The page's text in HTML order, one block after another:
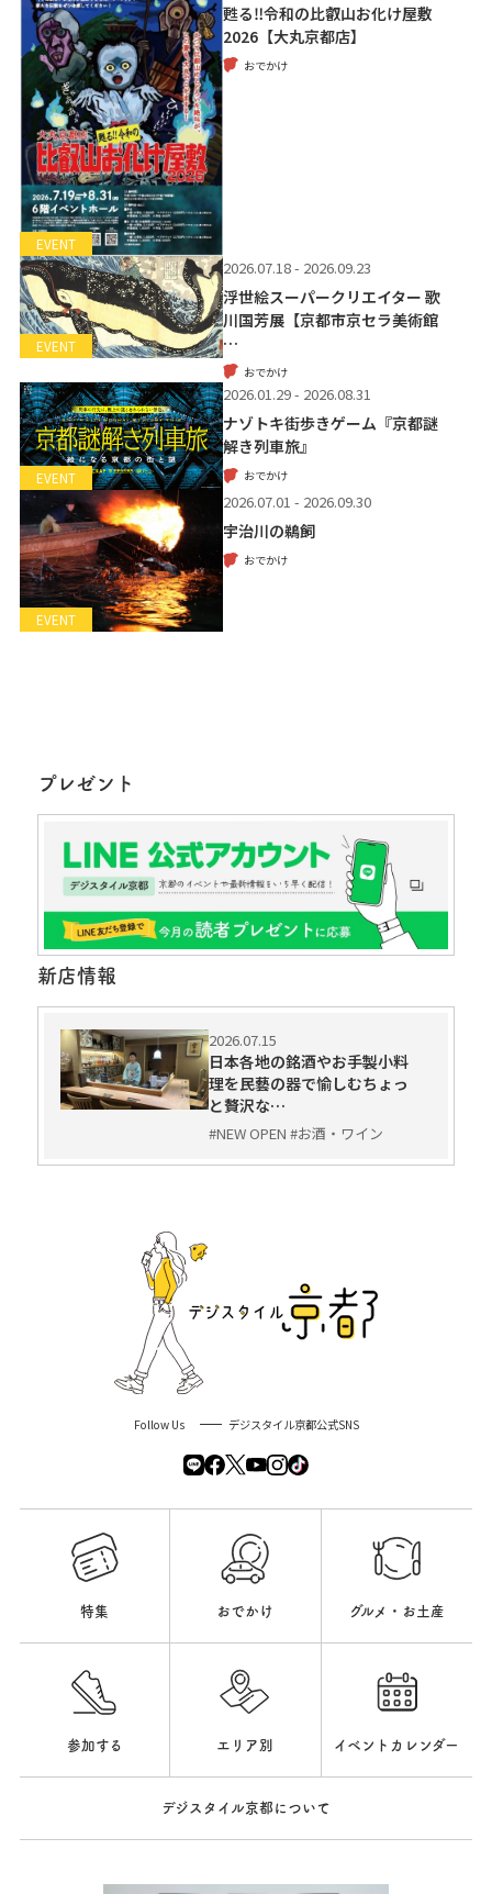
EVENT
甦る‼令和の比叡山お化け屋敷
2026【大丸京都店】
おでかけ
EVENT
2026.07.18 - 2026.09.23
浮世絵スーパークリエイター 歌
川国芳展【京都市京セラ美術館
…
おでかけ
EVENT
2026.01.29 - 2026.08.31
ナゾトキ街歩きゲーム『京都謎
解き列車旅』
おでかけ
EVENT
2026.07.01 - 2026.09.30
宇治川の鵜飼
おでかけ
プレゼント
新店情報
2026.07.15
日本各地の銘酒やお手製小料
理を民藝の器で愉しむちょっ
と贅沢な…
#NEW OPEN #お酒・ワイン
Follow Us デジスタイル京都公式SNS
特集 おでかけ グルメ・お土産
参加する エリア別 イベントカレンダー
デジスタイル京都について